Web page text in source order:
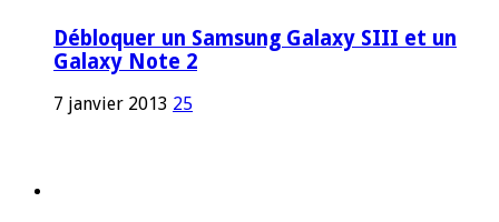
Débloquer un Samsung Galaxy SIII et un
Galaxy Note 2
7 janvier 2013 25